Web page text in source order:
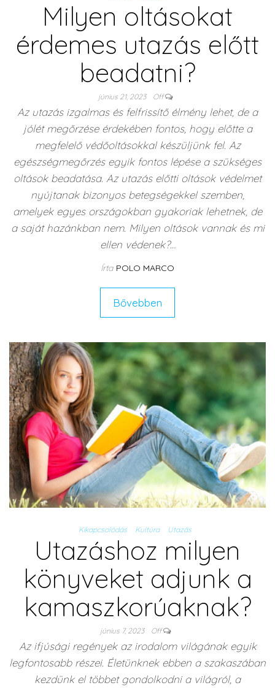
Milyen oltásokat
érdemes utazás előtt
beadatni?
június 21, 2023 Off
Az utazás izgalmas és felfrissítő élmény lehet, de a
jólét megőrzése érdekében fontos, hogy előtte a
megfelelő védőoltásokkal készüljünk fel. Az
egészségmegőrzés egyik fontos lépése a szükséges
oltások beadatása. Az utazás előtti oltások védelmet
nyújtanak bizonyos betegségekkel szemben,
amelyek egyes országokban gyakoriak lehetnek, de
a saját hazánkban nem. Milyen oltások vannak és mi
ellen védenek?…
Írta POLO MARCO
Bővebben
Kikapcsolódás Kultúra Utazás
Utazáshoz milyen
könyveket adjunk a
kamaszkorúaknak?
június 7, 2023 Off
Az ifjúsági regények az irodalom világának egyik
legfontosabb részei. Életünknek ebben a szakaszában
kezdünk el többet gondolkodni a világról, a